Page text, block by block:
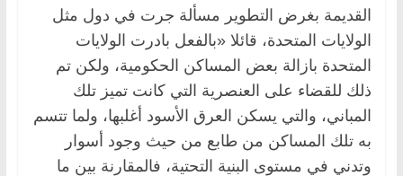
القديمة بغرض التطوير مسألة جرت في دول مثل
الولايات المتحدة، قائلا «بالفعل بادرت الولايات
المتحدة بازالة بعض المساكن الحكومية، ولكن تم
ذلك للقضاء على العنصرية التي كانت تميز تلك
المباني، والتي يسكن العرق الأسود أغلبها، ولما تتسم
به تلك المساكن من طابع من حيث وجود أسوار
وتدني في مستوى البنية التحتية، فالمقارنة بين ما